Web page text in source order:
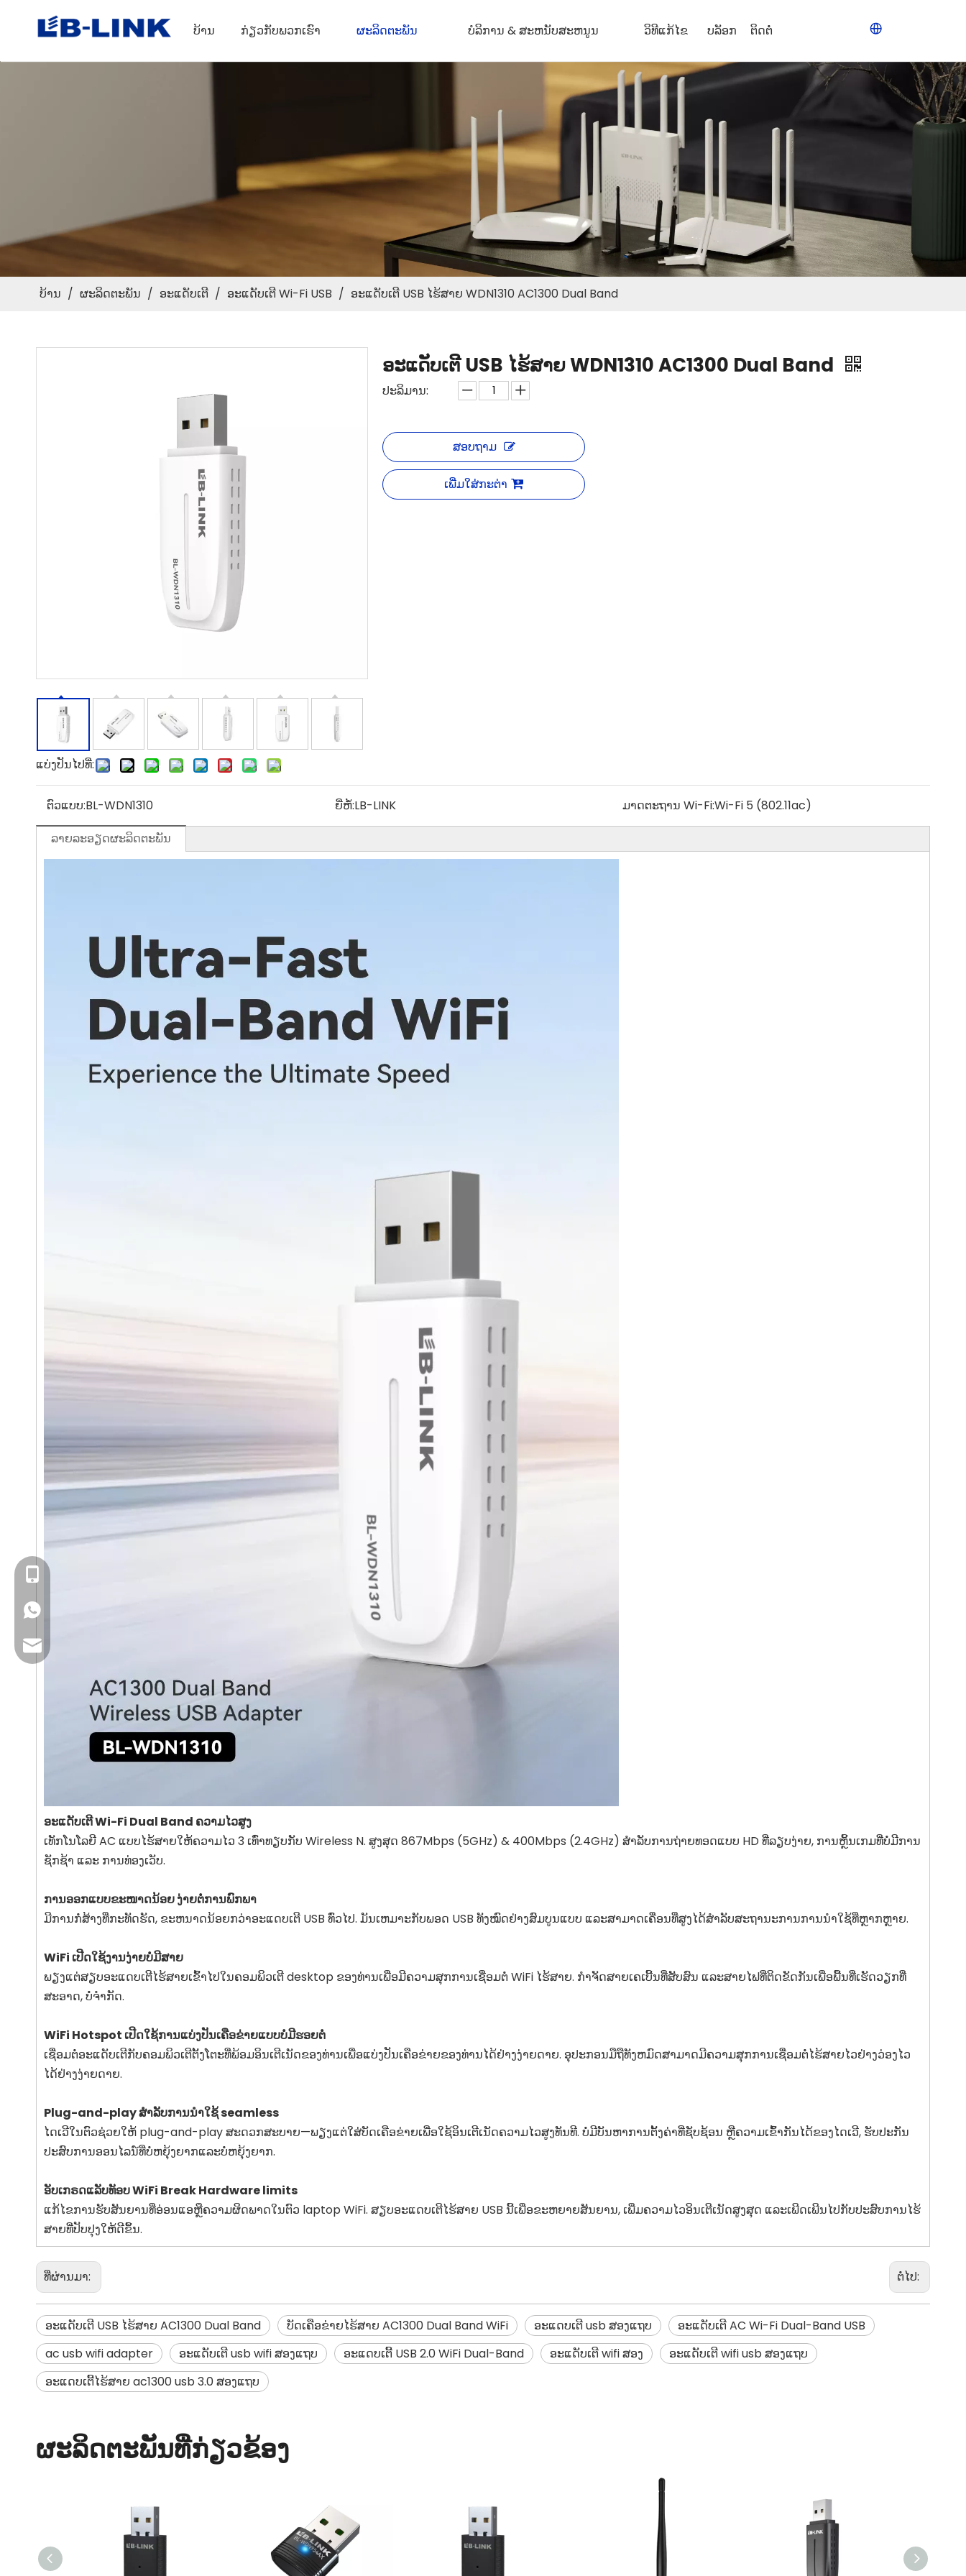
ບ້ານ ກ່ຽວກັບພວກເຮົາ ຜະລິດຕະພັນ ບໍລິການ & ສະຫນັບສະຫນູນ ວິທີແກ້ໄຂ ບລັອກ ຕິດຕໍ່
ບ້ານ / ຜະລິດຕະພັນ / ອະແດັບເຕີ / ອະແດັບເຕີ Wi-Fi USB / ອະແດັບເຕີ USB ໄຮ້ສາຍ WDN1310 AC1300 Dual Band
ແບ່ງປັນໄປທີ່:
ອະແດັບເຕີ USB ໄຮ້ສາຍ WDN1310 AC1300 Dual Band
ປະລິມານ:
ສອບຖາມ
ເພີ່ມໃສ່ກະຕ່າ
ຕົວແບບ:BL-WDN1310 ຍີ່ຫໍ້:LB-LINK ມາດຕະຖານ Wi-Fi:Wi-Fi 5 (802.11ac)
ລາຍ​ລະ​ອຽດ​ຜະ​ລິດ​ຕະ​ພັນ
ອະແດັບເຕີ Wi-Fi Dual Band ຄວາມໄວສູງ
ເທັກໂນໂລຍີ AC ແບບໄຮ້ສາຍໃຫ້ຄວາມໄວ 3 ເທົ່າທຽບກັບ Wireless N. ສູງສຸດ 867Mbps (5GHz) & 400Mbps (2.4GHz) ສຳລັບການຖ່າຍທອດແບບ HD ທີ່ລຽບງ່າຍ, ການຫຼິ້ນເກມທີ່ບໍ່ມີການ
ຊັກຊ້າ ແລະ ການທ່ອງເວັບ.
ການອອກແບບຂະໜາດນ້ອຍ ງ່າຍຕໍ່ການພົກພາ
ມີການກໍ່ສ້າງທີ່ກະທັດຮັດ, ຂະຫນາດນ້ອຍກວ່າອະແດບເຕີ USB ທົ່ວໄປ. ມັນເຫມາະກັບພອດ USB ທັງໝົດຢ່າງສົມບູນແບບ ແລະສາມາດເຄື່ອນທີ່ສູງໄດ້ສໍາລັບສະຖານະການການນໍາໃຊ້ທີ່ຫຼາກຫຼາຍ.
WiFi ເປີດໃຊ້ງານງ່າຍບໍ່ມີສາຍ
ພຽງ​ແຕ່​ສຽບ​ອະ​ແດບ​ເຕີ​ໄຮ້​ສາຍ​ເຂົ້າ​ໄປ​ໃນ​ຄອມ​ພິວ​ເຕີ desktop ຂອງ​ທ່ານ​ເພື່ອ​ມີ​ຄວາມ​ສຸກ​ການ​ເຊື່ອມ​ຕໍ່ WiFi ໄຮ້​ສາຍ​. ກໍາຈັດສາຍເຄເບີ້ນທີ່ສັບສົນ ແລະສາຍໄຟທີ່ຕິດຂັດກັນເພື່ອພື້ນທີ່ເຮັດວຽກທີ່
ສະອາດ, ບໍ່ຈໍາກັດ.
WiFi Hotspot ເປີດໃຊ້ການແບ່ງປັນເຄືອຂ່າຍແບບບໍ່ມີຮອຍຕໍ່
ເຊື່ອມຕໍ່ອະແດັບເຕີກັບຄອມພິວເຕີຕັ້ງໂຕະທີ່ພ້ອມອິນເຕີເນັດຂອງທ່ານເພື່ອແບ່ງປັນເຄືອຂ່າຍຂອງທ່ານໄດ້ຢ່າງງ່າຍດາຍ. ອຸ​ປະ​ກອນ​ມື​ຖື​ທັງ​ຫມົດ​ສາ​ມາດ​ມີ​ຄວາມ​ສຸກ​ການ​ເຊື່ອມ​ຕໍ່​ໄຮ້​ສາຍ​ໄວ​ຢ່າງ​ວ່ອງ​ໄວ​
ໄດ້​ຢ່າງ​ງ່າຍ​ດາຍ​.
Plug-and-play ສໍາລັບການນໍາໃຊ້ seamless
ໄດເວີໃນຕົວຊ່ວຍໃຫ້ plug-and-play ສະດວກສະບາຍ—ພຽງແຕ່ໃສ່ບັດເຄືອຂ່າຍເພື່ອໃຊ້ອິນເຕີເນັດຄວາມໄວສູງທັນທີ. ບໍ່ມີບັນຫາການຕັ້ງຄ່າທີ່ຊັບຊ້ອນ ຫຼືຄວາມເຂົ້າກັນໄດ້ຂອງໄດເວີ, ຮັບປະກັນ
ປະສົບການອອນໄລນ໌ທີ່ບໍ່ຫຍຸ້ງຍາກແລະບໍ່ຫຍຸ້ງຍາກ.
ອັບເກຣດແລັບທັອບ WiFi Break Hardware limits
ແກ້​ໄຂ​ການ​ຮັບ​ສັນ​ຍານ​ທີ່​ອ່ອນ​ແອ​ຫຼື​ຄວາມ​ຜິດ​ພາດ​ໃນ​ຕົວ laptop WiFi. ສຽບອະແດບເຕີໄຮ້ສາຍ USB ນີ້ເພື່ອຂະຫຍາຍສັນຍານ, ເພີ່ມຄວາມໄວອິນເຕີເນັດສູງສຸດ ແລະເພີດເພີນໄປກັບປະສົບການໄຮ້
ສາຍທີ່ປັບປຸງໃຫ້ດີຂຶ້ນ.
ທີ່ຜ່ານມາ: ຕໍ່ໄປ:
ອະແດັບເຕີ USB ໄຮ້ສາຍ AC1300 Dual Band ບັດເຄືອຂ່າຍໄຮ້ສາຍ AC1300 Dual Band WiFi ອະແດບເຕີ usb ສອງແຖບ
ອະແດັບເຕີ AC Wi-Fi Dual-Band USB
ac usb wifi adapter
ອະແດັບເຕີ usb wifi ສອງແຖບ ອະແດບເຕີ້ USB 2.0 WiFi Dual-Band ອະແດັບເຕີ wifi ສອງ
ອະແດັບເຕີ wifi usb ສອງແຖບ
ອະແດບເຕີ້ໄຮ້ສາຍ ac1300 usb 3.0 ສອງແຖບ
ຜະລິດຕະພັນທີ່ກ່ຽວຂ້ອງ
ສະຫນັບສະຫນູນດ້ານວິຊາການ: info@lb-link.com
ອີເມວຮ້ອງຮຽນ: complain@lb-link.com